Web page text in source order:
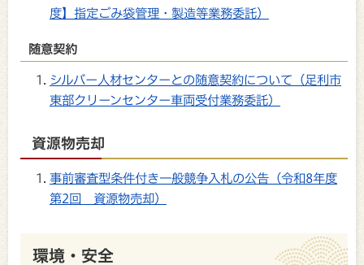
度】指定ごみ袋管理・製造等業務委託）
随意契約
シルバー人材センターとの随意契約について（足利市
東部クリーンセンター車両受付業務委託）
資源物売却
事前審査型条件付き一般競争入札の公告（令和8年度
第2回 資源物売却）
環境・安全